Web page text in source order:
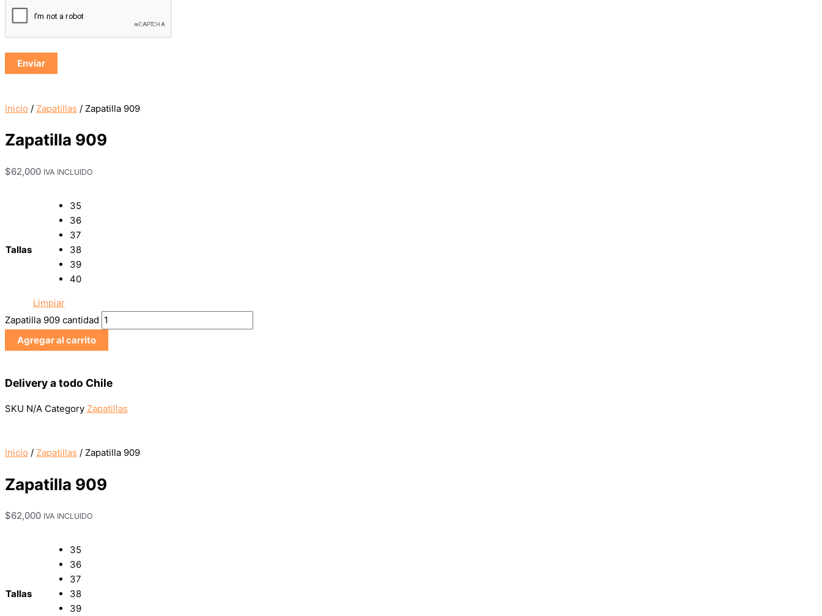
Inicio / Zapatillas / Zapatilla 909
Zapatilla 909
$62,000 IVA INCLUIDO
Tallas
35
36
37
38
39
40
Limpiar
Zapatilla 909 cantidad
Agregar al carrito
Delivery a todo Chile
SKU N/A Category Zapatillas
Inicio / Zapatillas / Zapatilla 909
Zapatilla 909
$62,000 IVA INCLUIDO
Tallas
35
36
37
38
39